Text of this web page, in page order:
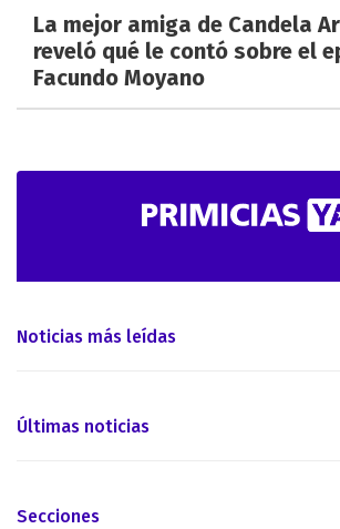
La mejor amiga de Candela
reveló qué le contó sobre el
Facundo Moyano
Noticias más leídas
Últimas noticias
Secciones